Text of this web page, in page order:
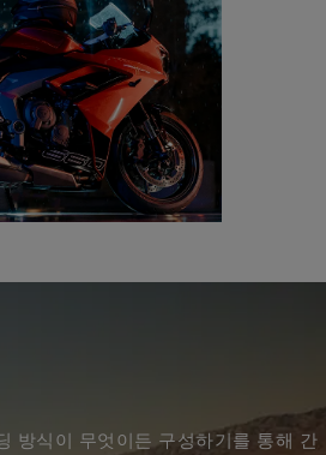
방식이 무엇이든 구성하기를 통해 간